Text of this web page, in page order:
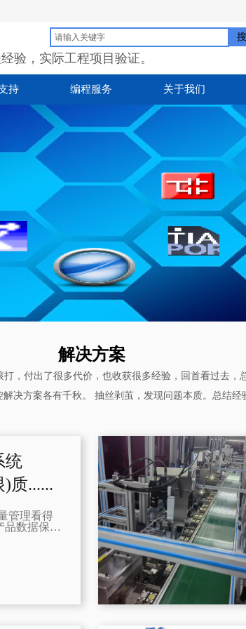
验，实际工程项目验证。
持 编程服务 关于我们
统
)质......
管理看得
品数据保存
解决方案
，付出了很多代价，也收获很多经验，回首看过去，
决方案各有千秋。 抽丝剥茧，发现问题本质。总结经